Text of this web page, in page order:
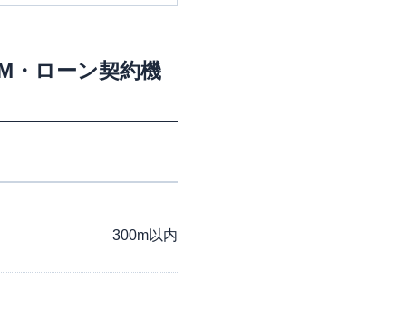
・ローン契約機
300m以内